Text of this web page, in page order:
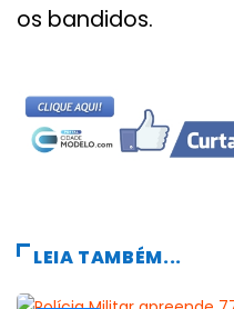
os bandidos.
LEIA TAMBÉM...